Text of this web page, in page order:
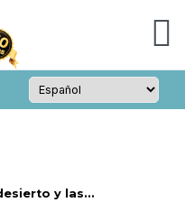
y las...